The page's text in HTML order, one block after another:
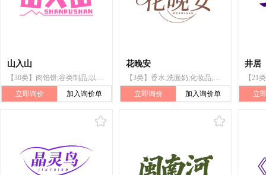
山入山
【30类】肉馅饼;谷类制品;以米为主的零食小吃;茶;醋;甜食;燕麦食品;调味品;糖果;面条
立即询价
加入询价单
花晚安
【3类】香水;洗面奶;化妆品;化妆用爽肤水;清洁制剂;口红;化妆用香精油;美容面膜;沐浴乳;牙膏
立即询价
加入询价单
井居
立